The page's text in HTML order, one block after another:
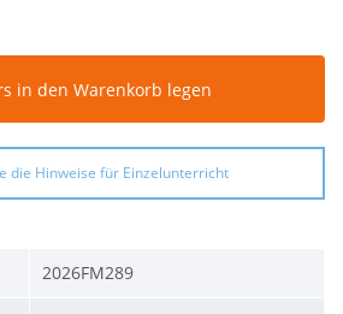
in den Warenkorb legen
die Hinweise für Einzelunterricht
2026FM289